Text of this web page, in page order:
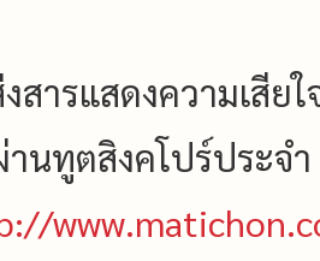
สารแสดงความเสีย
นทูตสิงคโปร์ประจำ